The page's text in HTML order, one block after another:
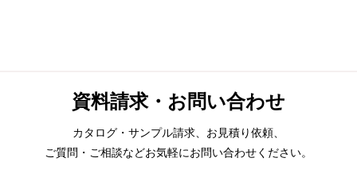
資料請求・お問い合わせ
カタログ・サンプル請求、お見積り依頼、
ご質問・ご相談などお気軽にお問い合わせください。